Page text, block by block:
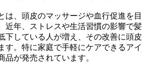
は、頭皮のマッサージや血行促進を目
近年、ストレスや生活習慣の影響で髪
下している人が増え、その改善に頭皮
す。特に家庭で手軽にケアできるアイ
品が発売されています。